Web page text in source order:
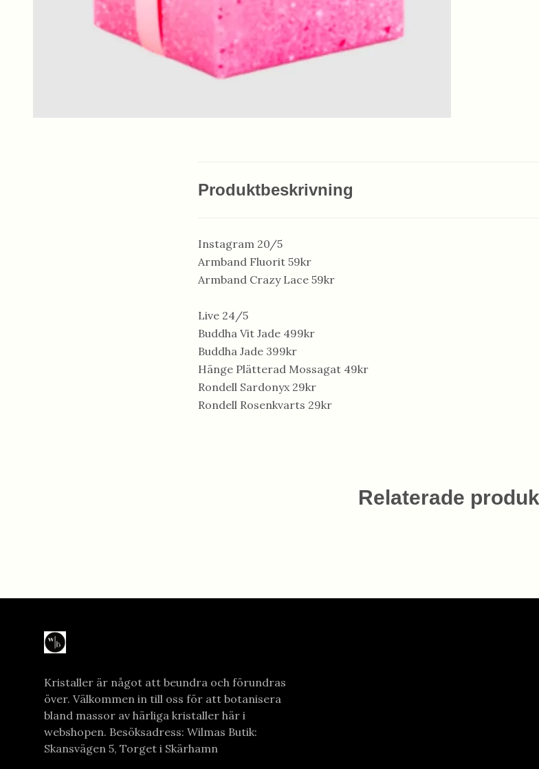
Produktbeskrivning
Instagram 20/5
Armband Fluorit 59kr
Armband Crazy Lace 59kr
Live 24/5
Buddha Vit Jade 499kr
Buddha Jade 399kr
Hänge Plätterad Mossagat 49kr
Rondell Sardonyx 29kr
Rondell Rosenkvarts 29kr
Relaterade
Kristaller är något att beundra och förundras
över. Välkommen in till oss för att botanisera
bland massor av härliga kristaller här i
webshopen. Besöksadress: Wilmas Butik:
Skansvägen 5, Torget i Skärhamn